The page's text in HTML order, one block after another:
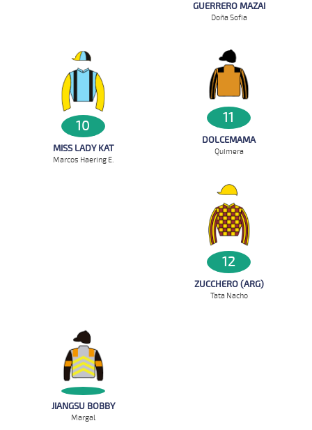
GUERRERO MAZAI
Doña Sofia
10
MISS LADY KAT
Marcos Haering E.
11
DOLCEMAMA
Quimera
12
ZUCCHERO (ARG)
Tata Nacho
JIANGSU BOBBY
Margal